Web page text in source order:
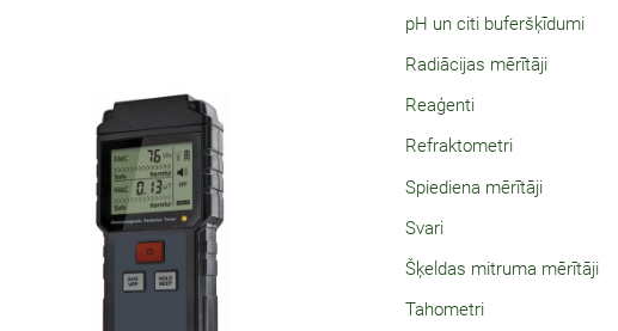
pH un citi buferšķīdumi
Radiācijas mērītāji
Reaģenti
Refraktometri
Spiediena mērītāji
Svari
Šķeldas mitruma mērītāji
Tahometri